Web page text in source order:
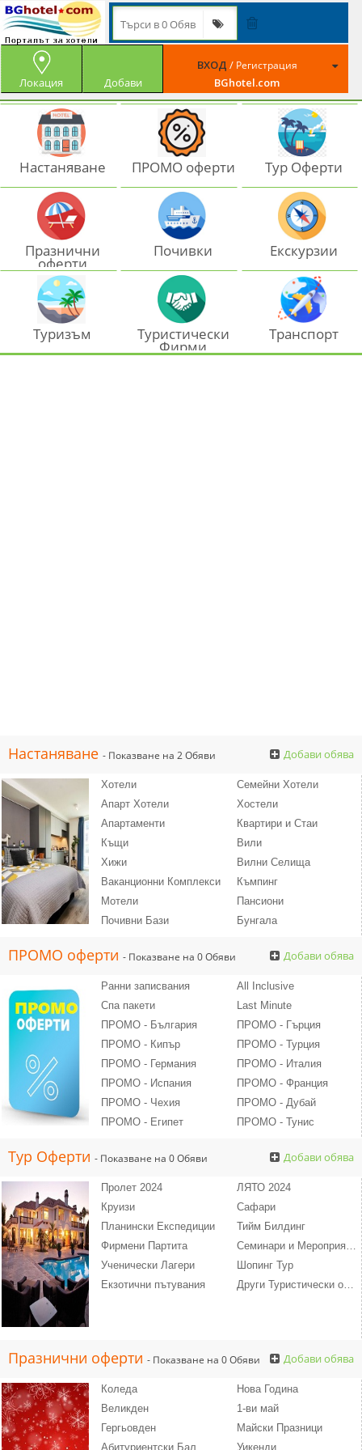
Локация Добави
ВХОД / Регистрация
BGhotel.com
Настаняване ПРОМО оферти Тур Оферти
Празнични
оферти
Почивки Екскурзии
Туризъм Туристически
Фирми
Транспорт
Настаняване - Показване на 2 Обяви Добави обява
Хотели
Семейни Хотели
Апарт Хотели
Хостели
Апартаменти
Квартири и Стаи
Къщи
Вили
Хижи
Вилни Селища
Ваканционни Комплекси
Къмпинг
Мотели
Пансиони
Почивни Бази
Бунгала
ПРОМО оферти - Показване на 0 Обяви Добави обява
Ранни записвания
All Inclusive
Спа пакети
Last Minute
ПРОМО - България
ПРОМО - Гърция
ПРОМО - Кипър
ПРОМО - Турция
ПРОМО - Германия
ПРОМО - Италия
ПРОМО - Испания
ПРОМО - Франция
ПРОМО - Чехия
ПРОМО - Дубай
ПРОМО - Египет
ПРОМО - Тунис
Тур Оферти - Показване на 0 Обяви Добави обява
Пролет 2024
ЛЯТО 2024
Круизи
Сафари
Планински Експедиции
Тийм Билдинг
Фирмени Партита
Семинари и Мероприятия
Ученически Лагери
Шопинг Тур
Екзотични пътувания
Други Туристически оферти
Празнични оферти - Показване на 0 Обяви Добави обява
Коледа
Нова Година
Великден
1-ви май
Гергьовден
Майски Празници
Абитуриентски Бал
Уикенди